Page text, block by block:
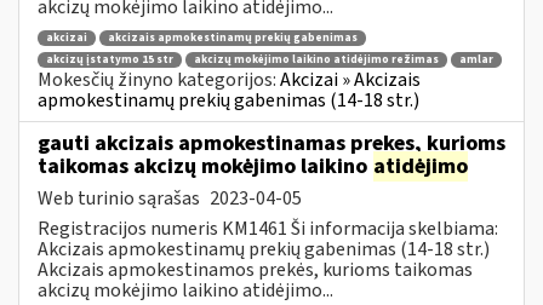
akcizų mokėjimo laikino atidėjimo...
akcizai
akcizais apmokestinamų prekių gabenimas
akcizų įstatymo 15 str
akcizų mokėjimo laikino atidėjimo režimas amlar
Mokesčių žinyno kategorijos:Akcizai » Akcizais
apmokestinamų prekių gabenimas (14-18 str.)
gauti akcizais apmokestinamas prekes, kurioms
taikomas akcizų mokėjimo laikino atidėjimo
Web turinio sąrašas 2023-04-05
Registracijos numeris KM1461 Ši informacija skelbiama:
Akcizais apmokestinamų prekių gabenimas (14-18 str.)
Akcizais apmokestinamos prekės, kurioms taikomas
akcizų mokėjimo laikino atidėjimo...